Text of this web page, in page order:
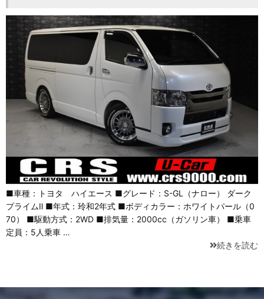
■車種：トヨタ ハイエース ■グレード：S-GL（ナロー） ダーク
プライムⅡ ■年式：玲和2年式 ■ボディカラー：ホワイトパール（0
70） ■駆動方式：2WD ■排気量：2000cc（ガソリン車） ■乗車
定員：5人乗車 …
続きを読む